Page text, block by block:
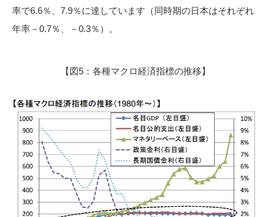
率で6.6％、7.9％に達しています（同時期の日本はそれぞれ
年率－0.7％、－0.3％）。
【図5：各種マクロ経済指標の推移】